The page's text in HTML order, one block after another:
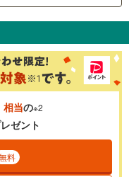
％
相当の※2
ゼント
料